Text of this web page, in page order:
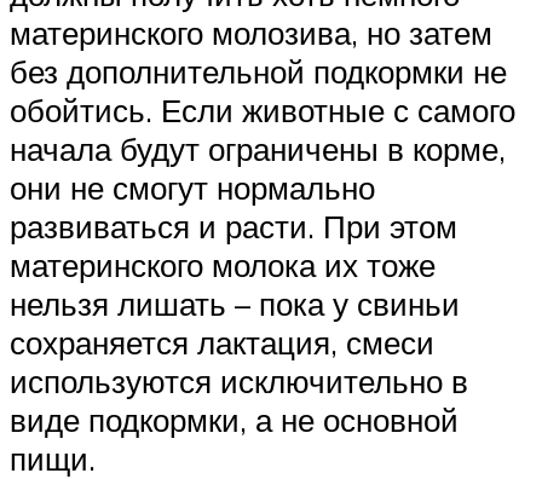
материнского молозива, но затем
без дополнительной подкормки не
обойтись. Если животные с самого
начала будут ограничены в корме,
они не смогут нормально
развиваться и расти. При этом
материнского молока их тоже
нельзя лишать – пока у свиньи
сохраняется лактация, смеси
используются исключительно в
виде подкормки, а не основной
пищи.